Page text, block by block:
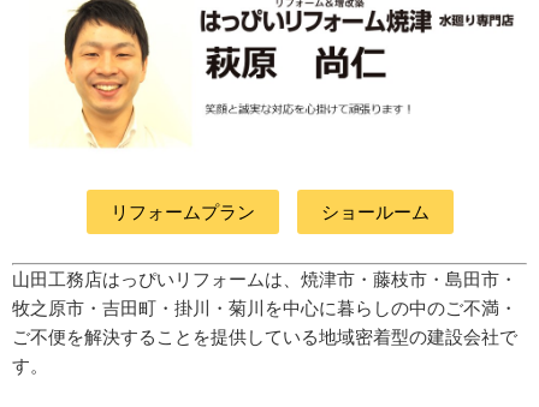
リフォームプラン ショールーム
山田工務店はっぴいリフォームは、焼津市・藤枝市・島田市・
牧之原市・吉田町 ・掛川・菊川 を中心に暮らしの中のご不満・
ご不便を解決することを提供している地域密着型の建設会社で
す。